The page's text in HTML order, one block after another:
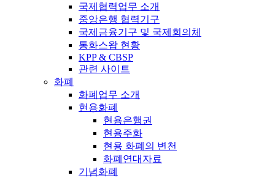
국제협력업무 소개
중앙은행 협력기구
국제금융기구 및 국제회의체
통화스왑 현황
KPP & CBSP
관련 사이트
화폐
화폐업무 소개
현용화폐
현용은행권
현용주화
현용 화폐의 변천
화폐연대자료
기념화폐